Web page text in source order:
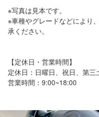
※写真は見本です。
※車種やグレードなどにより
承ください。
【定休日・営業時間】
定休日：日曜日、祝日、第三
営業時間：9:00~18:00